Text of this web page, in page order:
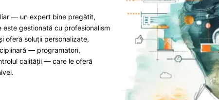
— un expert bine pregătit,
gestionată cu profesionalism
oferă soluții personalizate,
— programatori,
calității — care le oferă